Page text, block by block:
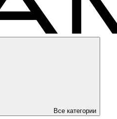
Все категории